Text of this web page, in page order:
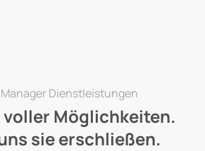
Dienstleistungen
Möglichkeiten.
sie erschließen.